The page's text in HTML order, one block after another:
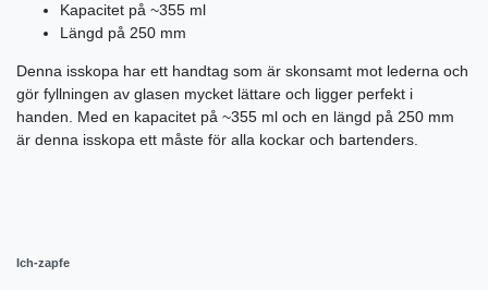
Kapacitet på ~355 ml
Längd på 250 mm
Denna isskopa har ett handtag som är skonsamt mot lederna och
gör fyllningen av glasen mycket lättare och ligger perfekt i
handen. Med en kapacitet på ~355 ml och en längd på 250 mm
är denna isskopa ett måste för alla kockar och bartenders.
Ich-zapfe